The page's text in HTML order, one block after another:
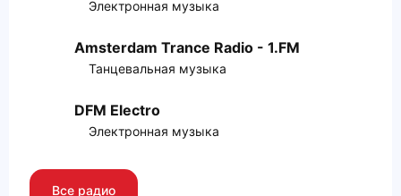
Электронная музыка
Amsterdam Trance Radio - 1.FM
Танцевальная музыка
DFM Electro
Электронная музыка
Все радио